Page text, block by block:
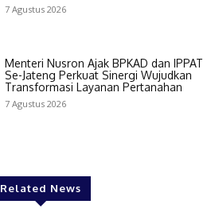
7 Agustus 2026
Menteri Nusron Ajak BPKAD dan IPPAT
Se-Jateng Perkuat Sinergi Wujudkan
Transformasi Layanan Pertanahan
7 Agustus 2026
Related News